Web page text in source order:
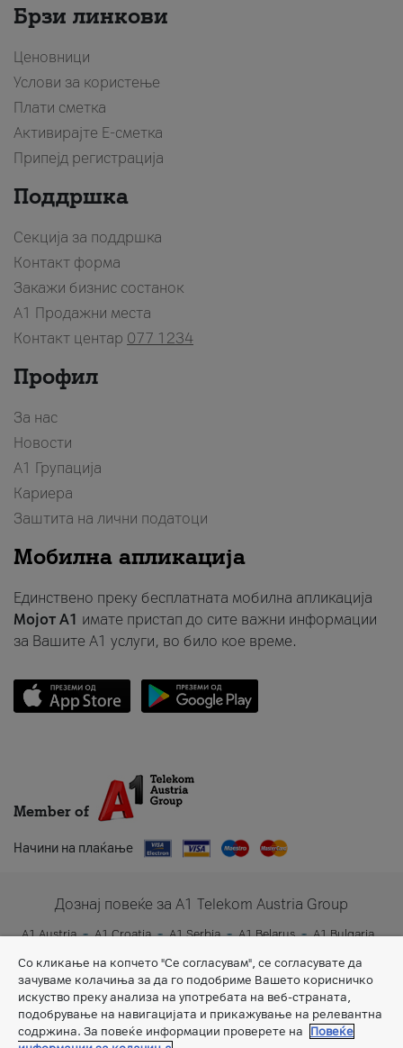
Брзи линкови
Ценовници
Услови за користење
Плати сметка
Активирајте Е-сметка
Припејд регистрација
Поддршка
Секција за поддршка
Контакт форма
Закажи бизнис состанок
A1 Продажни места
Контакт центар 077 1234
Профил
За нас
Новости
А1 Групација
Кариера
Заштита на лични податоци
Мобилна апликација
Единствено преку бесплатната мобилна апликација
Мојот A1 имате пристап до сите важни информации
за Вашите A1 услуги, во било кое време.
Member of
Начини на плаќање
Дознај повеќе за A1 Telekom Austria Group
A1 Austria A1 Croatia A1 Serbia A1 Belarus
A1 Bulgaria
Со кликање на копчето "Се согласувам", се согласувате да
зачуваме колачиња за да го подобриме Вашето корисничко
искуство преку анализа на употребата на веб-страната,
подобрување на навигацијата и прикажување на релевантна
содржина. За повеќе информации проверете на
Повеќе